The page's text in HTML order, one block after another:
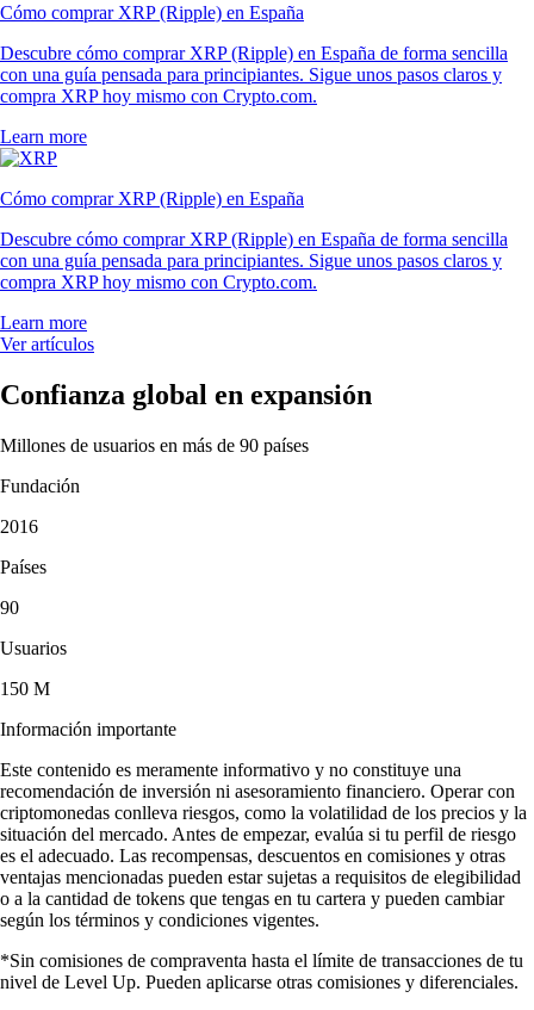
Cómo comprar XRP (Ripple) en España
Descubre cómo comprar XRP (Ripple) en España de forma sencilla
con una guía pensada para principiantes. Sigue unos pasos claros y
compra XRP hoy mismo con Crypto.com.
Learn more
Cómo comprar XRP (Ripple) en España
Descubre cómo comprar XRP (Ripple) en España de forma sencilla
con una guía pensada para principiantes. Sigue unos pasos claros y
compra XRP hoy mismo con Crypto.com.
Learn more
Ver artículos
Confianza global en expansión
Millones de usuarios en más de 90 países
Fundación
2016
Países
90
Usuarios
150 M
Información importante
Este contenido es meramente informativo y no constituye una
recomendación de inversión ni asesoramiento financiero. Operar con
criptomonedas conlleva riesgos, como la volatilidad de los precios y la
situación del mercado. Antes de empezar, evalúa si tu perfil de riesgo
es el adecuado. Las recompensas, descuentos en comisiones y otras
ventajas mencionadas pueden estar sujetas a requisitos de elegibilidad
o a la cantidad de tokens que tengas en tu cartera y pueden cambiar
según los términos y condiciones vigentes.
*Sin comisiones de compraventa hasta el límite de transacciones de tu
nivel de Level Up. Pueden aplicarse otras comisiones y diferenciales.